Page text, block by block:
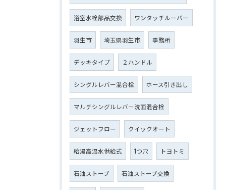
浴室水栓部品交換 ワンタッチルーバー
羽生市 埼玉県羽生市 事務所
デッキタイプ ２ハンドル
シングルレバー混合栓 ホース引き出し
マルチシングルレバー洗面混合栓
ジェットフロー クイックオート
給湯高温水供給式 1つ穴 トヨトミ
石油ストーブ 石油ストーブ交換